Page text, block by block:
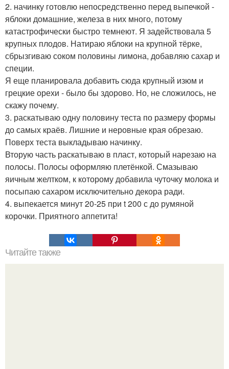
2. начинку готовлю непосредственно перед выпечкой -
яблоки домашние, железа в них много, потому
катастрофически быстро темнеют. Я задействовала 5
крупных плодов. Натираю яблоки на крупной тёрке,
сбрызгиваю соком половины лимона, добавляю сахар и
специи.
Я еще планировала добавить сюда крупный изюм и
грецкие орехи - было бы здорово. Но, не сложилось, не
скажу почему.
3. раскатываю одну половину теста по размеру формы
до самых краёв. Лишние и неровные края обрезаю.
Поверх теста выкладываю начинку.
Вторую часть раскатываю в пласт, который нарезаю на
полосы. Полосы оформляю плетёнкой. Смазываю
яичным желтком, к которому добавила чуточку молока и
посыпаю сахаром исключительно декора ради.
4. выпекается минут 20-25 при t 200 с до румяной
корочки. Приятного аппетита!
Читайте также